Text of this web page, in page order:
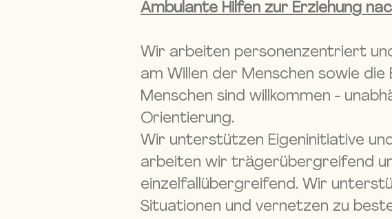
Ambulante Hilfen zur Erziehung
Wir arbeiten personenzentriert
am Willen der Menschen sowie
Menschen sind willkommen -
Orientierung.
Wir unterstützen Eigeninitiative
arbeiten wir trägerübergreifend
einzelfallübergreifend. Wir
Situationen und vernetzen zu